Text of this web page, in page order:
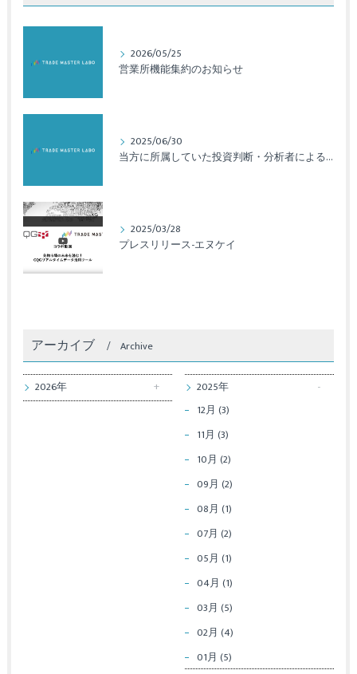
2026/05/25
営業所機能集約のお知らせ
2025/06/30
当方に所属していた投資判断・分析者による法令違反のご報告と対応について
2025/03/28
プレスリリース-エヌケイ
アーカイブ Archive
2026年
2025年
12月 (3)
11月 (3)
10月 (2)
09月 (2)
08月 (1)
07月 (2)
05月 (1)
04月 (1)
03月 (5)
02月 (4)
01月 (5)